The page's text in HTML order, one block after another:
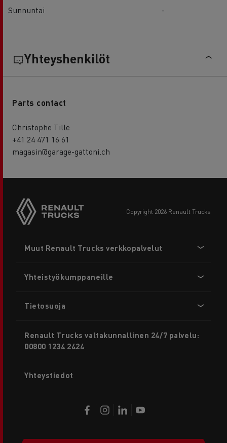
Sunnuntai
-
Yhteyshenkilöt
Parts contact
Christophe Tille
+41 24 471 16 61
magasin@garage-gattoni.ch
copyright 2026 Renault Trucks
menu
Muut Renault Trucks verkkopalvelut
Yhteistyökumppaneille
Tietosuoja
Renault Trucks valtakunnallinen 24/7 palvelu:
00800 1234 2424
Yhteystiedot